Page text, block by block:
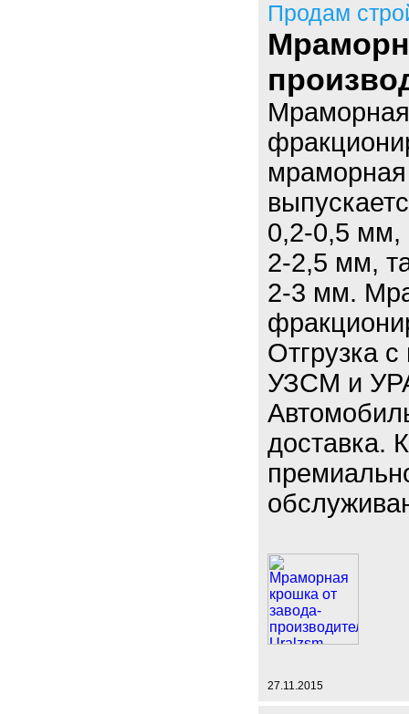
Продам
0,2-0,5
2-2,5 мм,
2-3 мм.
Отгрузка
УЗСМ и
доставка.
27.11.2015